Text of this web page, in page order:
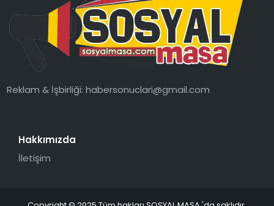
Reklam & İşbirliği:habersonuclari@gmail.com
Hakkımızda
İletişim